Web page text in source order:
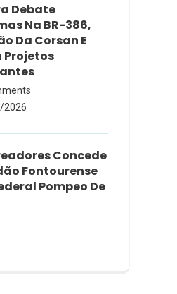
Debate
Na BR-386,
Da Corsan E
Projetos
2026
Concede
Fontourense
Pompeo De